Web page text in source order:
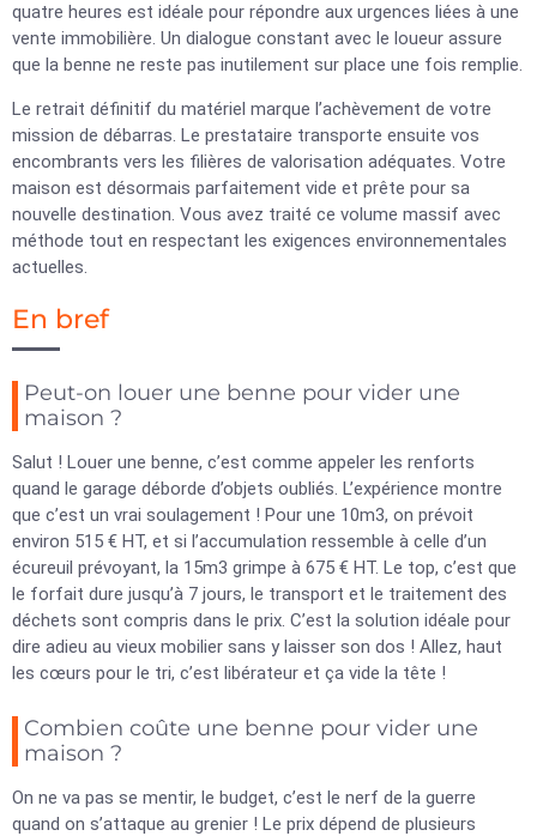
quatre heures est idéale pour répondre aux urgences liées à une
vente immobilière. Un dialogue constant avec le loueur assure
que la benne ne reste pas inutilement sur place une fois remplie.
Le retrait définitif du matériel marque l’achèvement de votre
mission de débarras. Le prestataire transporte ensuite vos
encombrants vers les filières de valorisation adéquates. Votre
maison est désormais parfaitement vide et prête pour sa
nouvelle destination. Vous avez traité ce volume massif avec
méthode tout en respectant les exigences environnementales
actuelles.
En bref
Peut-on louer une benne pour vider une
maison ?
Salut ! Louer une benne, c’est comme appeler les renforts
quand le garage déborde d’objets oubliés. L’expérience montre
que c’est un vrai soulagement ! Pour une 10m3, on prévoit
environ 515 € HT, et si l’accumulation ressemble à celle d’un
écureuil prévoyant, la 15m3 grimpe à 675 € HT. Le top, c’est que
le forfait dure jusqu’à 7 jours, le transport et le traitement des
déchets sont compris dans le prix. C’est la solution idéale pour
dire adieu au vieux mobilier sans y laisser son dos ! Allez, haut
les cœurs pour le tri, c’est libérateur et ça vide la tête !
Combien coûte une benne pour vider une
maison ?
On ne va pas se mentir, le budget, c’est le nerf de la guerre
quand on s’attaque au grenier ! Le prix dépend de plusieurs